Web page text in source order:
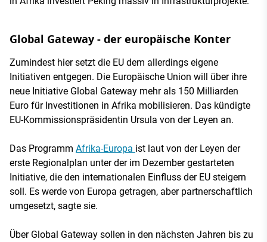
Global Gateway - der europäische Konter
Zumindest hier setzt die EU dem allerdings eigene
Initiativen entgegen. Die Europäische Union will über ihre
neue Initiative Global Gateway mehr als 150 Milliarden
Euro für Investitionen in Afrika mobilisieren. Das kündigte
EU-Kommissionspräsidentin Ursula von der Leyen an.
Das Programm Afrika-Europa ist laut von der Leyen der
erste Regionalplan unter der im Dezember gestarteten
Initiative, die den internationalen Einfluss der EU steigern
soll. Es werde von Europa getragen, aber partnerschaftlich
umgesetzt, sagte sie.
Über Global Gateway sollen in den nächsten Jahren bis zu